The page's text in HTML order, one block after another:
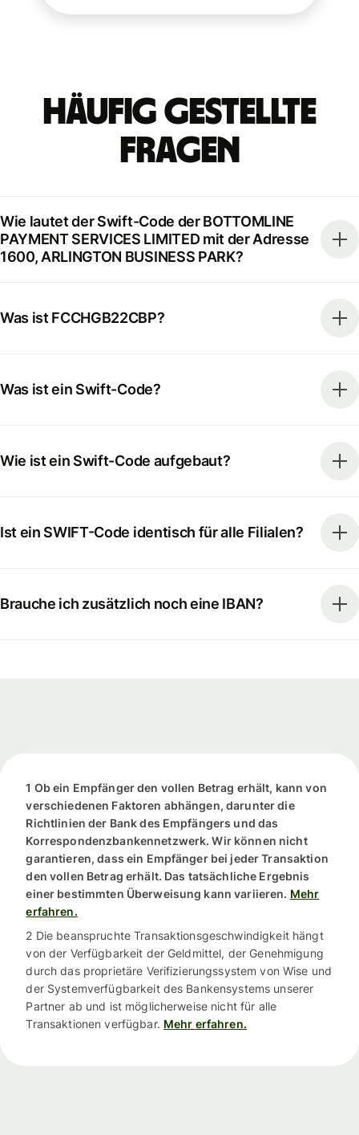
Häufig gestellte
Fragen
Wie lautet der Swift-Code der BOTTOMLINE
PAYMENT SERVICES LIMITED mit der Adresse
1600, ARLINGTON BUSINESS PARK?
Was ist FCCHGB22CBP?
Was ist ein Swift-Code?
Wie ist ein Swift-Code aufgebaut?
Ist ein SWIFT-Code identisch für alle Filialen?
Brauche ich zusätzlich noch eine IBAN?
1 Ob ein Empfänger den vollen Betrag erhält, kann von
verschiedenen Faktoren abhängen, darunter die
Richtlinien der Bank des Empfängers und das
Korrespondenzbankennetzwerk. Wir können nicht
garantieren, dass ein Empfänger bei jeder Transaktion
den vollen Betrag erhält. Das tatsächliche Ergebnis
einer bestimmten Überweisung kann variieren. Mehr
erfahren.
2 Die beanspruchte Transaktionsgeschwindigkeit hängt
von der Verfügbarkeit der Geldmittel, der Genehmigung
durch das proprietäre Verifizierungssystem von Wise und
der Systemverfügbarkeit des Bankensystems unserer
Partner ab und ist möglicherweise nicht für alle
Transaktionen verfügbar. Mehr erfahren.